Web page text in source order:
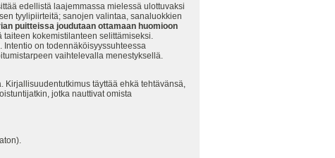
edellistä laajemmassa mielessä ulottuvaksi
tyylipiirteitä; sanojen valintaa, sanaluokkien
puitteissa joudutaan ottamaan huomioon
kokemistilanteen selittämiseksi.
on todennäköisyyssuhteessa
vaihtelevalla menestyksellä.
Kirjallisuudentutkimus täyttää ehkä tehtävänsä,
jotka nauttivat omista